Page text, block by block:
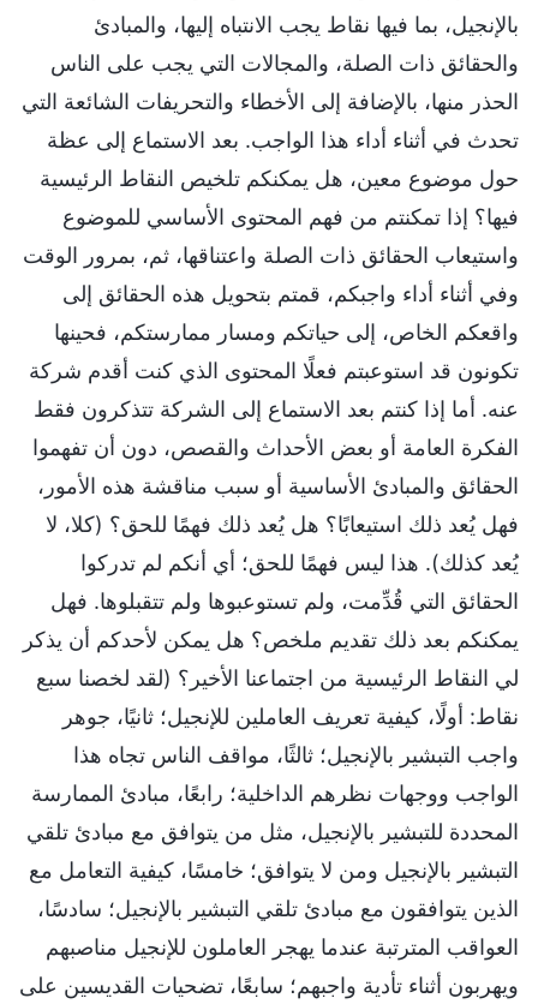
بالإنجيل، بما فيها نقاط يجب الانتباه إليها، والمبادئ
والحقائق ذات الصلة، والمجالات التي يجب على الناس
الحذر منها، بالإضافة إلى الأخطاء والتحريفات الشائعة التي
تحدث في أثناء أداء هذا الواجب. بعد الاستماع إلى عظة
حول موضوع معين، هل يمكنكم تلخيص النقاط الرئيسية
فيها؟ إذا تمكنتم من فهم المحتوى الأساسي للموضوع
واستيعاب الحقائق ذات الصلة واعتناقها، ثم، بمرور الوقت
وفي أثناء أداء واجبكم، قمتم بتحويل هذه الحقائق إلى
واقعكم الخاص، إلى حياتكم ومسار ممارستكم، فحينها
تكونون قد استوعبتم فعلًا المحتوى الذي كنت أقدم شركة
عنه. أما إذا كنتم بعد الاستماع إلى الشركة تتذكرون فقط
الفكرة العامة أو بعض الأحداث والقصص، دون أن تفهموا
الحقائق والمبادئ الأساسية أو سبب مناقشة هذه الأمور،
فهل يُعد ذلك استيعابًا؟ هل يُعد ذلك فهمًا للحق؟ (كلا، لا
يُعد كذلك). هذا ليس فهمًا للحق؛ أي أنكم لم تدركوا
الحقائق التي قُدِّمت، ولم تستوعبوها ولم تتقبلوها. فهل
يمكنكم بعد ذلك تقديم ملخص؟ هل يمكن لأحدكم أن يذكر
لي النقاط الرئيسية من اجتماعنا الأخير؟ (لقد لخصنا سبع
نقاط: أولًا، كيفية تعريف العاملين للإنجيل؛ ثانيًا، جوهر
واجب التبشير بالإنجيل؛ ثالثًا، مواقف الناس تجاه هذا
الواجب ووجهات نظرهم الداخلية؛ رابعًا، مبادئ الممارسة
المحددة للتبشير بالإنجيل، مثل من يتوافق مع مبادئ تلقي
التبشير بالإنجيل ومن لا يتوافق؛ خامسًا، كيفية التعامل مع
الذين يتوافقون مع مبادئ تلقي التبشير بالإنجيل؛ سادسًا،
العواقب المترتبة عندما يهجر العاملون للإنجيل مناصبهم
ويهربون أثناء تأدية واجبهم؛ سابعًا، تضحيات القديسين على